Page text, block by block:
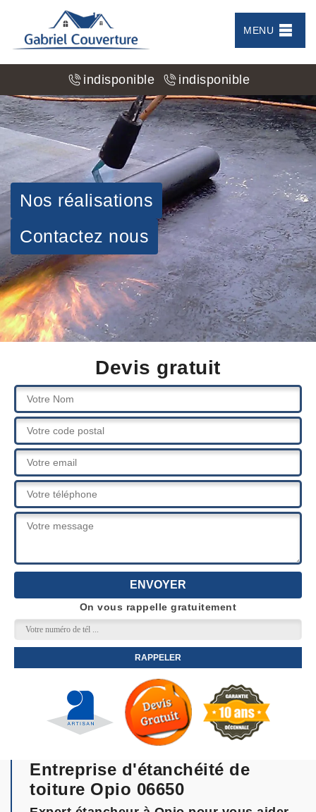
MENU
indisponible indisponible
Nos réalisations
Contactez nous
Devis gratuit
On vous rappelle gratuitement
Entreprise d'étanchéité de
toiture Opio 06650